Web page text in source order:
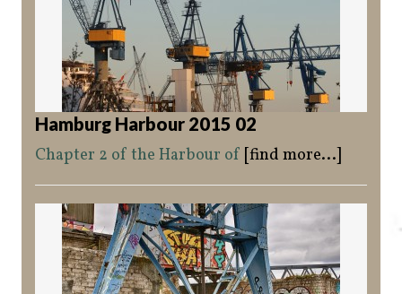
Hamburg Harbour 2015 02
Chapter 2 of the Harbour of [find more...]